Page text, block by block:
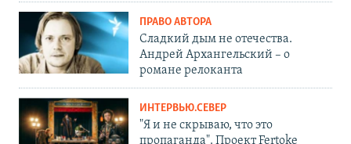
ПРАВО АВТОРА
Сладкий дым не отечества.
Андрей Архангельский – о
романе релоканта
ИНТЕРВЬЮ.СЕВЕР
"Я и не скрываю, что это
пропаганда". Проект Fertoke